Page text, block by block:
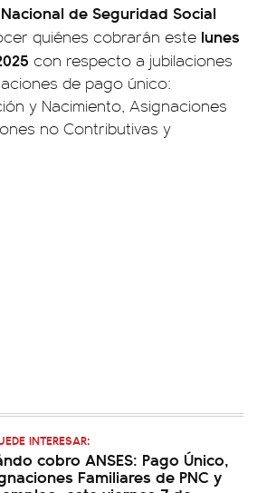
de Seguridad Social
quiénes cobrarán este lunes
con respecto a jubilaciones
de pago único:
y Nacimiento, Asignaciones
no Contributivas y
INTERESAR:
cobro ANSES: Pago Único,
Familiares de PNC y